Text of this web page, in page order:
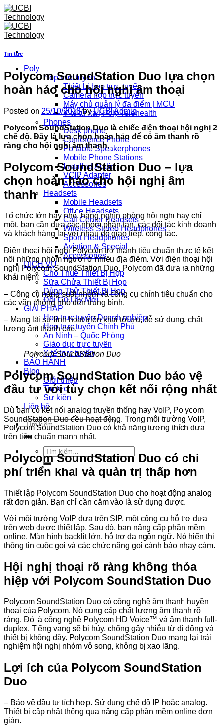
Skip
to
content
Poly
Họp trực tuyến
Thiết bị họp trực tuyến
Camera họp trực tuyến
Máy chủ quản lý đa điểm | MCU
Y tế từ xa | Poly Telehealth
Phones
Desk phone
Conference Phone
Portable Speakerphones
Mobile Phone Stations
Installed Audio
VOIP Adapter
Accessories
Headsets
Mobile Headsets
Office Headsets
Call Center Headsets
Wireless Stereo Headphones
Sport Headphones
Aviation & Special
Accessories
DỊCH VỤ
Cho Thuê Thiết Bị Họp
Sữa Chửa Thiết Bị Họp
Dùng Thử Thiết Bị Họp
Đổi Cũ Lấy Mới
GIẢI PHÁP
Họp trực tuyến Doanh nghiệp
Họp trực tuyến Chính Phủ
An Ninh – Quốc Phòng
Giáo dục trực tuyến
Y tế trực tuyến
BẢO HÀNH
Blog
Giới thiệu
Tin tức
Sự kiện
Liên hệ
Tìm
kiếm:
Tìm
kiếm:
Tin tức
Polycom SoundStation Duo lựa chọn
hoàn hảo cho hội nghị âm thoại
Posted on 25/10/2018byUCBI Admin
Polycom SoundStation Duo là chiếc điện thoại hội nghị 2
chế độ. Đây là lựa chọn hoàn hảo để có âm thanh rõ
ràng cho hội nghị âm thanh.
Polycom SoundStation Duo – lựa
chọn hoàn hảo cho hội nghị âm
thanh
Tổ chức lớn hay nhỏ, hàng nghìn phòng hội nghị hay chỉ
một, bạn cần đưa các nhóm phân tán, các đối tác kinh doanh
và khách hàng lại với nhau để giao tiếp, cộng tác.
Điện thoại hội nghị Polycom trở thành tiêu chuẩn thực tế kết
nối những nhóm người ở nhiều địa điểm. Với điện thoại hội
nghị Polycom SoundStation Duo, Polycom đã đưa ra những
khái niệm:
– Công cụ năng suất nhóm và công cụ chính tiêu chuẩn cho
các văn phòng nhỏ đến trung bình.
– Mang lại sự linh hoạt triển khai tối ưu, dễ sử dụng, chất
lượng âm thanh cao.
Polycom SoundStation Duo
Polycom SoundStation Duo bảo vệ
đầu tư với tùy chọn kết nối rộng nhất
Dù bạn có kết nối analog truyền thống hay VoIP, Polycom
SoundStation Duo đều hoạt động. Trong môi trường VoIP,
Polycom SoundStation Duo có khả năng tương thích dựa
trên tiêu chuẩn mạnh nhất.
Polycom SoundStation Duo có chi
phí triển khai và quản trị thấp hơn
Thiết lập Polycom SoundStation Duo cho hoạt động analog
rất đơn giản. Bạn chỉ cần cắm vào là sử dụng được.
Với môi trường VoIP dựa trên SIP, một công cụ hỗ trợ dựa
trên web được thiết lập. Sau đó, bạn nâng cấp phần mềm
online. Màn hình backlit lớn, hỗ trợ đa ngôn ngữ. Nó hiển thị
thông tin cuộc gọi và các chức năng gọi cảnh báo nhạy cảm.
Hội nghị thoại rõ ràng không thỏa
hiệp với Polycom SoundStation Duo
Polycom SoundStation Duo có công nghệ âm thanh huyền
thoại của Polycom. Nó cung cấp chất lượng âm thanh rõ
ràng. Đó là công nghệ Polycom HD Voice™ và âm thanh full-
duplex. Tiếng vang sẽ bị hủy, chống gây nhiễu từ di động và
thiết bị không dây. Polycom SoundStation Duo mang lại trải
nghiệm hội nghị nhóm vô song, không bị xao lãng.
Lợi ích của Polycom SoundStation
Duo
– Bảo vệ đầu tư tích hợp. Sử dụng chế độ IP hoặc analog.
Thiết bị cập nhật thông qua nâng cấp phần mềm online đơn
giản.